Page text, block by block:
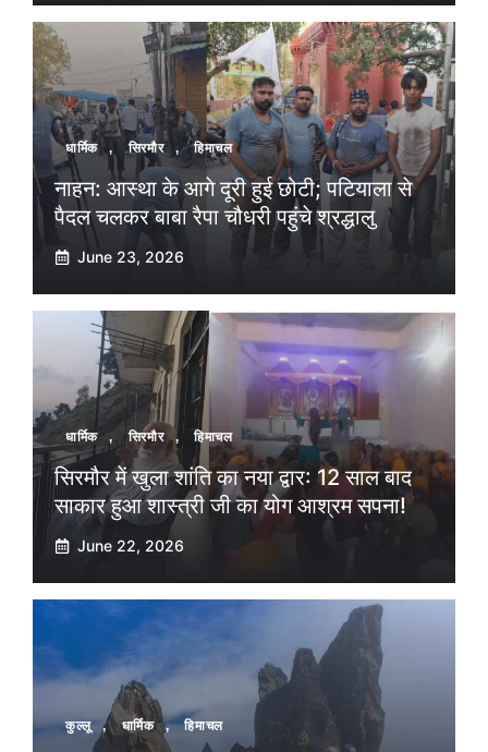
धार्मिक , सिरमौर , हिमाचल
नाहन: आस्था के आगे दूरी हुई छोटी; पटियाला से
पैदल चलकर बाबा रैपा चौधरी पहुंचे श्रद्धालु
June 23, 2026
धार्मिक , सिरमौर , हिमाचल
सिरमौर में खुला शांति का नया द्वार: 12 साल बाद
साकार हुआ शास्त्री जी का योग आश्रम सपना!
June 22, 2026
कुल्लू , धार्मिक , हिमाचल